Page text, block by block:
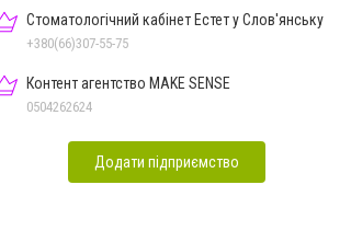
Стоматологічний кабінет Естет у Слов'янську
+380(66)307-55-75
Контент агентство MAKE SENSE
0504262624
Додати підприємство